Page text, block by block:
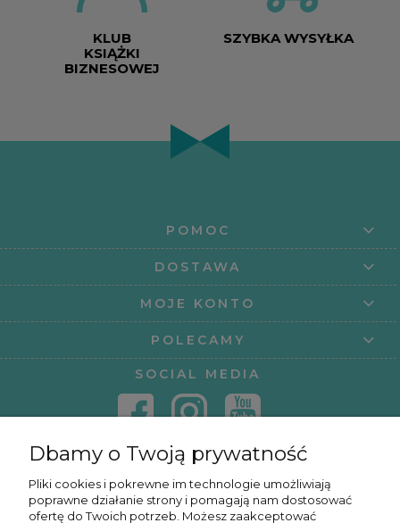
KLUB
KSIĄŻKI
BIZNESOWEJ
SZYBKA WYSYŁKA
POMOC
DOSTAWA
MOJE KONTO
POLECAMY
SOCIAL MEDIA
KURSY ONLINE
Dbamy o Twoją prywatność
Pliki cookies i pokrewne im technologie umożliwiają
poprawne działanie strony i pomagają nam dostosować
ofertę do Twoich potrzeb. Możesz zaakceptować